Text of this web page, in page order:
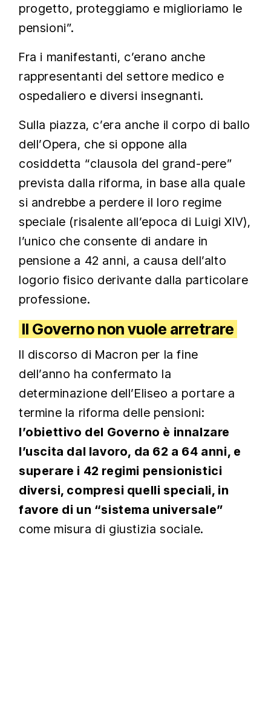
progetto, proteggiamo e miglioriamo le
pensioni”.
Fra i manifestanti, c’erano anche
rappresentanti del settore medico e
ospedaliero e diversi insegnanti.
Sulla piazza, c’era anche il corpo di ballo
dell’Opera, che si oppone alla
cosiddetta “clausola del grand-pere”
prevista dalla riforma, in base alla quale
si andrebbe a perdere il loro regime
speciale (risalente all’epoca di Luigi XIV),
l’unico che consente di andare in
pensione a 42 anni, a causa dell’alto
logorio fisico derivante dalla particolare
professione.
Il Governo non vuole arretrare
Il discorso di Macron per la fine
dell’anno ha confermato la
determinazione dell’Eliseo a portare a
termine la riforma delle pensioni:
l’obiettivo del Governo è innalzare
l’uscita dal lavoro, da 62 a 64 anni, e
superare i 42 regimi pensionistici
diversi, compresi quelli speciali, in
favore di un “sistema universale”
come misura di giustizia sociale.